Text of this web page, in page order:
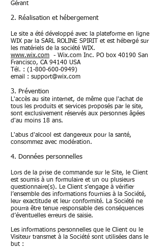
Gérant
2. Réalisation et hébergement
Le site a été développé avec la plateforme en ligne
WIX par la SARL ROLINE SPIRIT et est hébergé sur
les matériels de la société WIX.
www.wix.com - Wix.com Inc. PO box 40190 San
Francisco, CA 94140 USA
Tél. : (1-800-600-0949)
email : support@wix.com
3. Prévention
L'accès au site internet, de même que l'achat de
tous les produits et services proposés par le site,
sont exclusivement réservés aux personnes âgées
d'au moins 18 ans.
L'abus d'alcool est dangereux pour la santé,
consommez avec modération.
4. Données personnelles
Lors de la prise de commande sur le Site, le Client
est soumis à un formulaire et un ou plusieurs
questionnaire(s). Le Client s’engage à vérifier
l’ensemble des informations fournies à la Société,
leur exactitude et leur conformité. La Société ne
pourra être tenue responsable des conséquences
d’éventuelles erreurs de saisie.
Les informations personnelles que le Client ou le
Visiteur transmet à la Société sont utilisées dans le
but :